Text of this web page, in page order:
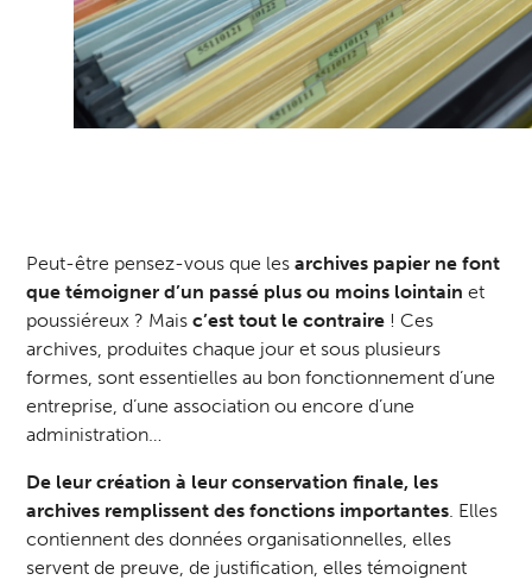
Peut-être pensez-vous que les archives papier ne font
que témoigner d’un passé plus ou moins lointain et
poussiéreux ? Maisc’est tout le contraire ! Ces
archives, produites chaque jour et sous plusieurs
formes, sont essentielles au bon fonctionnement d’une
entreprise, d’une association ou encore d’une
administration…
De leur création à leur conservation finale, les
archives remplissent des fonctions importantes . Elles
contiennent des données organisationnelles, elles
servent de preuve, de justification, elles témoignent